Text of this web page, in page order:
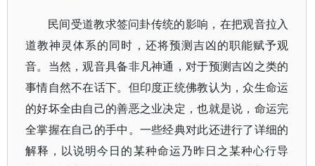
民间受道教求签问卦传统的影响，在把观音拉入
道教神灵体系的同时，还将预测吉凶的职能赋予观
音。当然，观音具备非凡神通，对于预测吉凶之类的
事情自然不在话下。但印度正统佛教认为，众生命运
的好坏全由自己的善恶之业决定，也就是说，命运完
全掌握在自己的手中。一些经典对此还进行了详细的
解释，以说明今日的某种命运乃昨日之某种心行导